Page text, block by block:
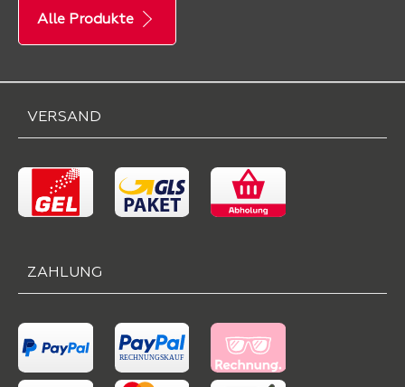
Alle Produkte
VERSAND
ZAHLUNG